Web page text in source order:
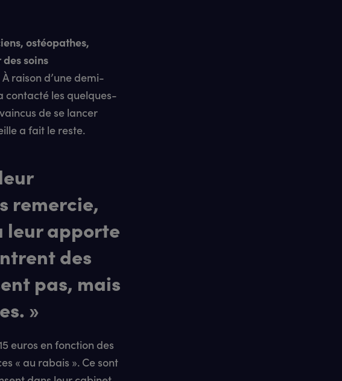
ostéopathes,
soins
raison d’une demi-
contacté les quelques-
de se lancer
a fait le reste.
remercie,
leur apporte
des
pas, mais
»
euros en fonction des
« au rabais ». Ce sont